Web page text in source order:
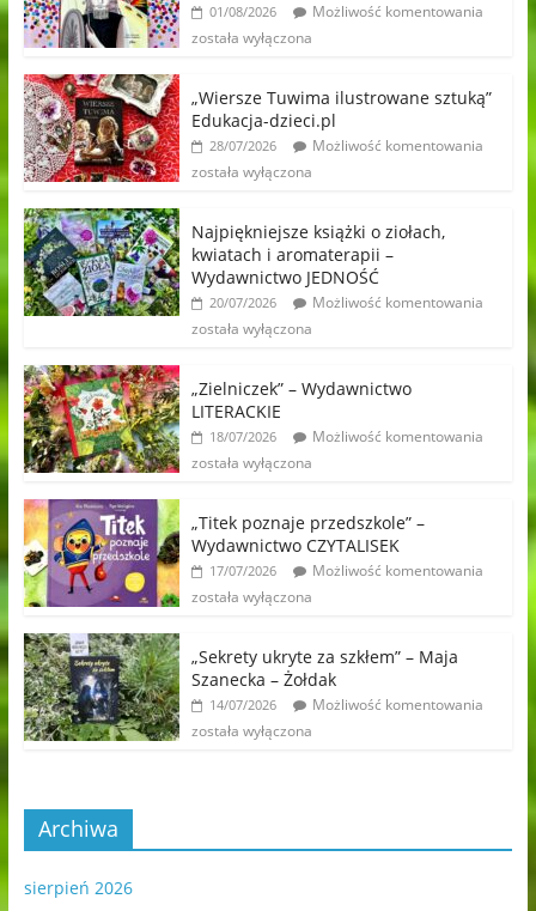
01/08/2026
Możliwość komentowania
została wyłączona
„Wiersze Tuwima ilustrowane sztuką”
Edukacja-dzieci.pl
28/07/2026
Możliwość komentowania
została wyłączona
Najpiękniejsze książki o ziołach,
kwiatach i aromaterapii –
Wydawnictwo JEDNOŚĆ
20/07/2026
Możliwość komentowania
została wyłączona
„Zielniczek” – Wydawnictwo
LITERACKIE
18/07/2026
Możliwość komentowania
została wyłączona
„Titek poznaje przedszkole” –
Wydawnictwo CZYTALISEK
17/07/2026
Możliwość komentowania
została wyłączona
„Sekrety ukryte za szkłem” – Maja
Szanecka – Żołdak
14/07/2026
Możliwość komentowania
została wyłączona
Archiwa
sierpień 2026